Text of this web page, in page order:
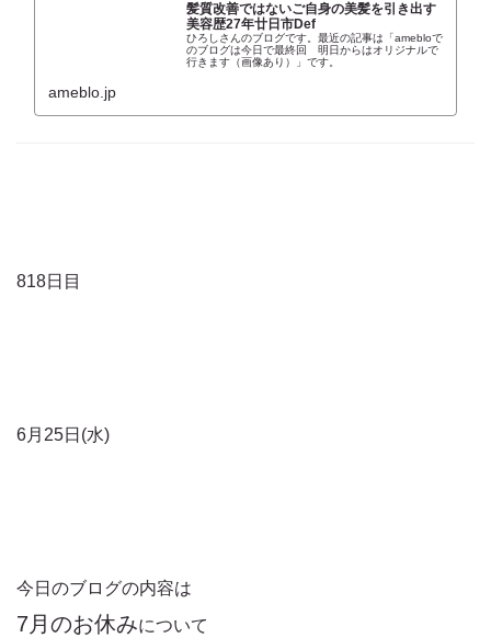
髪質改善ではないご自身の美髪を引き出す
美容歴27年廿日市Def
ひろしさんのブログです。最近の記事は「amebloで
のブログは今日で最終回 明日からはオリジナルで
行きます（画像あり）」です。
ameblo.jp
818日目
6月25日(水)
今日のブログの内容は
7月のお休みについて